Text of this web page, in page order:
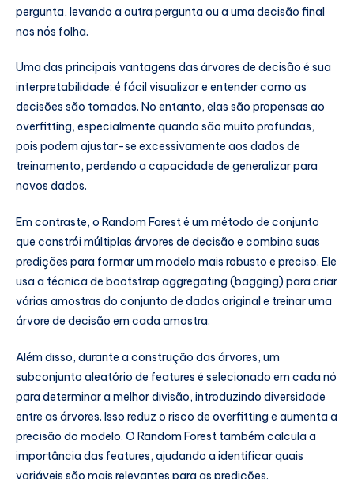
pergunta, levando a outra pergunta ou a uma decisão final
nos nós folha.
Uma das principais vantagens das árvores de decisão é sua
interpretabilidade; é fácil visualizar e entender como as
decisões são tomadas. No entanto, elas são propensas ao
overfitting, especialmente quando são muito profundas,
pois podem ajustar-se excessivamente aos dados de
treinamento, perdendo a capacidade de generalizar para
novos dados.
Em contraste, o Random Forest é um método de conjunto
que constrói múltiplas árvores de decisão e combina suas
predições para formar um modelo mais robusto e preciso. Ele
usa a técnica de bootstrap aggregating (bagging) para criar
várias amostras do conjunto de dados original e treinar uma
árvore de decisão em cada amostra.
Além disso, durante a construção das árvores, um
subconjunto aleatório de features é selecionado em cada nó
para determinar a melhor divisão, introduzindo diversidade
entre as árvores. Isso reduz o risco de overfitting e aumenta a
precisão do modelo. O Random Forest também calcula a
importância das features, ajudando a identificar quais
variáveis são mais relevantes para as predições.